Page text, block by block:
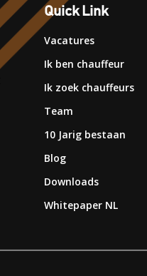
Quick Link
Vacatures
Ik ben chauffeur
Ik zoek chauffeurs
Team
10 Jarig bestaan
Blog
Downloads
Whitepaper NL